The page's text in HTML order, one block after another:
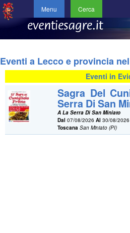
Menu Cerca
Eventi a Lecco e provincia
Eventi in
Sagra Del
Serra Di San
A La Serra Di San Miniato
Dal 07/08/2026Al 30/08/2026
Toscana San Miniato (PI)